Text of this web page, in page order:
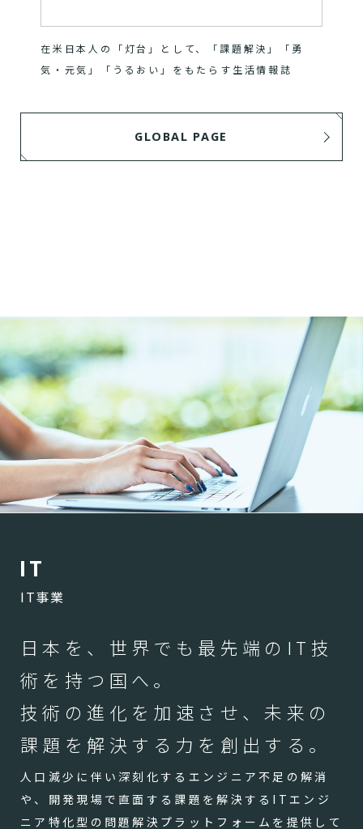
在米日本人の「灯台」として、「課題解決」「勇
気・元気」「うるおい」をもたらす生活情報誌
GLOBAL PAGE
IT
IT事業
日本を、世界でも最先端のIT技
術を持つ国へ。
技術の進化を加速させ、未来の
課題を解決する力を創出する。
人口減少に伴い深刻化するエンジニア不足の解消
や、開発現場で直面する課題を解決するITエンジ
ニア特化型の問題解決プラットフォームを提供して